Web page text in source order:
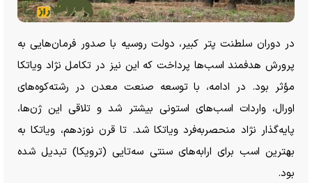
در دوران سلطنت پتر کبیر، دولت روسیه با صدور فرمان‌هایی به
پرورش هدفمند اسب‌ها پرداخت که این نیز در تکامل نژاد ویاتکا
مؤثر بود. در ادامه، با توسعه صنعت معدن در رشته‌کوه‌های
اورال، واردات اسب‌های استونی بیشتر شد و تلاقی این ژن‌ها،
پایه‌گذار نژاد منحصر‌به‌فرد ویاتکا شد. تا قرن نوزدهم، ویاتکا به
بهترین اسب برای ارابه‌های سنتی سه‌تایی (ترویکا) تبدیل شده
بود.